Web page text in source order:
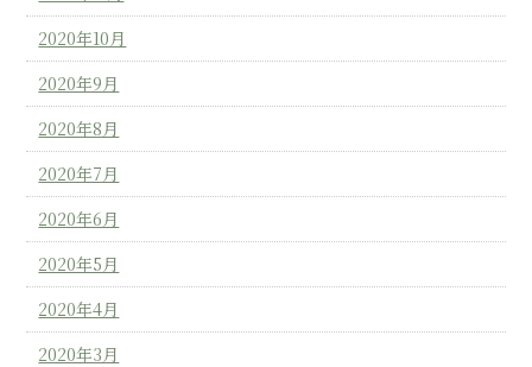
2020年10月
2020年9月
2020年8月
2020年7月
2020年6月
2020年5月
2020年4月
2020年3月